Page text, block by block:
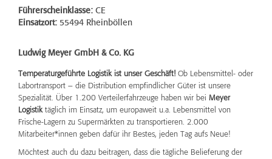
Führerscheinklasse: CE
Einsatzort: 55494 Rheinböllen
Ludwig Meyer GmbH & Co. KG
Temperaturgeführte Logistik ist unser Geschäft! Ob Lebensmittel- oder
Labortransport – die Distribution empfindlicher Güter ist unsere
Spezialität. Über 1.200 Verteilerfahrzeuge haben wir bei Meyer
Logistiktäglich im Einsatz, um europaweit u.a. Lebensmittel von
Frische-Lagern zu Supermärkten zu transportieren. 2.000
Mitarbeiter*innen geben dafür ihr Bestes, jeden Tag aufs Neue!
Möchtest auch du dazu beitragen, dass die tägliche Belieferung der